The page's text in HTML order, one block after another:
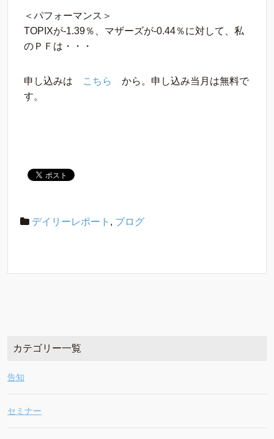
＜パフォーマンス＞
TOPIXが-1.39％、マザーズが-0.44％に対して、私
のＰＦは・・・
申し込みは こちら
から。申し込み当月は無料で
す。
デイリーレポート , ブログ
カテゴリー一覧
告知
セミナー